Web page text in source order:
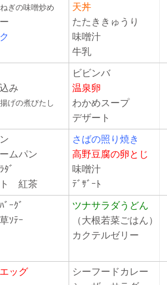
ぎの味噌炒め
ー
天丼
たたききゅうり
味噌汁
牛乳
み
げの煮びたし
ビビンバ
温泉卵
わかめスープ
デザート
ン
ムパン
ﾗﾀﾞ
ト 紅茶
さばの照り焼き
高野豆腐の卵とじ
味噌汁
ﾃﾞｻﾞｰﾄ
ﾞｰｸﾞ
ｿﾃｰ
ツナサラダうどん
（大根若菜ごはん）
カクテルゼリー
ッグ
シーフードカレ